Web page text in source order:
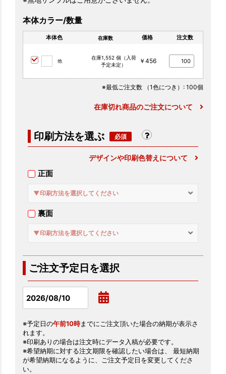
本体カラー/数量
本体色 在庫数 価格 注文数
他
在庫1,552 個（入荷
予定未定）
￥456
※最低ご注文数 （1色につき） : 100個
在庫切れ商品のご注文について
印刷方法を選ぶ
デザインや印刷色替えについて
正面
▼印刷方法を選択してください
裏面
▼印刷方法を選択してください
ご注文予定日を選択
※予定日の午前10時までにご注文頂いた場合の納期が表示さ
れます。
※印刷ありの場合は注文時にデータ入稿が必要です。
※希望納期に対する注文期限を確認したい場合は、 最短納期
が希望納期になるように、ご注文予定日を変更してくださ
い。